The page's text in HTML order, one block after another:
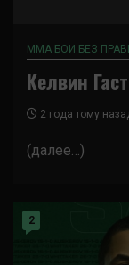
ММА БОИ БЕЗ
Келвин
2 года тому
(далее…)
2